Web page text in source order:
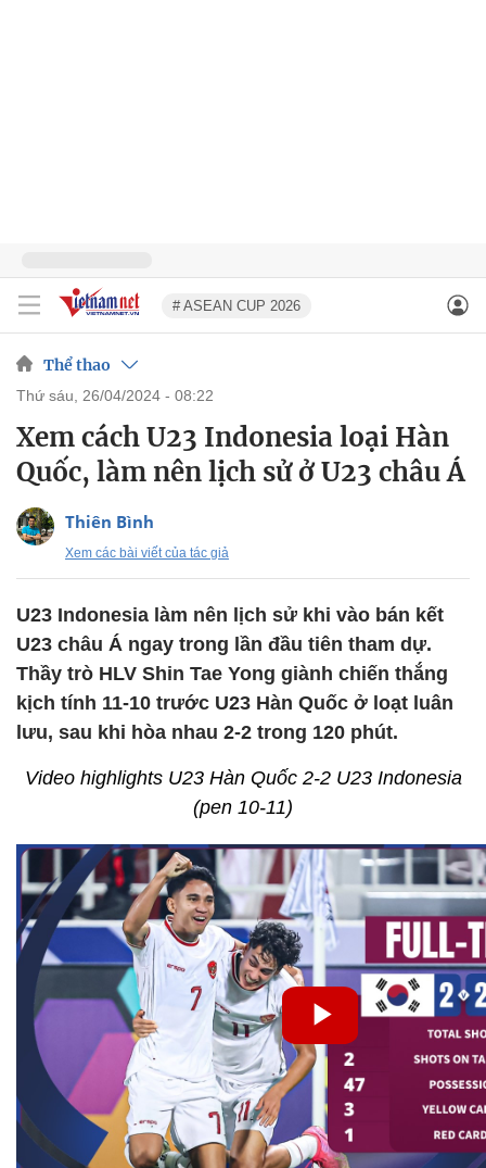
# ASEAN CUP 2026
Thể thao
thứ sáu, 26/04/2024 - 08:22
Xem cách U23 Indonesia loại Hàn
Quốc, làm nên lịch sử ở U23 châu Á
Thiên Bình
Xem các bài viết của tác giả
U23 Indonesia làm nên lịch sử khi vào bán kết
U23 châu Á ngay trong lần đầu tiên tham dự.
Thầy trò HLV Shin Tae Yong giành chiến thắng
kịch tính 11-10 trước U23 Hàn Quốc ở loạt luân
lưu, sau khi hòa nhau 2-2 trong 120 phút.
Video highlights U23 Hàn Quốc 2-2 U23 Indonesia
(pen 10-11)